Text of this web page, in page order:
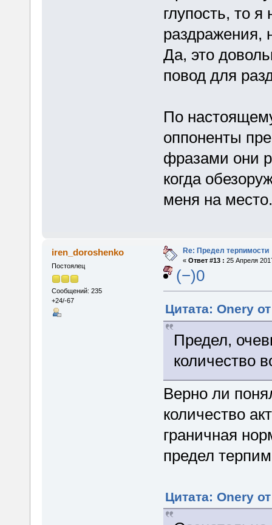
глупость, то
раздражения,
Да, это
повод для
По
оппоненты
фразами они
когда
меня на место.
iren_doroshenko
Постоялец
Сообщений: 235
+24/-67
Re: Предел терпимости
« Ответ #13 : 25 Апреля
(−)0
Цитата: Onery
Предел,
количество
Верно ли
количество
граничная
предел
Цитата: Onery